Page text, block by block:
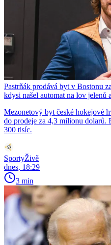
Pastrňák prodává byt v Bostonu
kdysi našel automat na lov jelenů
Mezonetový byt české hokejové
do prodeje za 4,3 milionu dolarů.
300 tisíc.
SportyŽivě
dnes, 18:29
3 min